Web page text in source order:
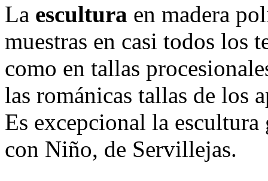
La escultura en madera
muestras en casi todos los
como en tallas
las románicas tallas de los
Es excepcional la
con Niño, de Servillejas.